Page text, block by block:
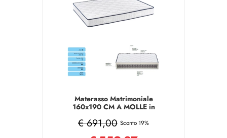
Materasso Matrimoniale
160x190 CM A MOLLE in
€ 691,00 Sconto 19%